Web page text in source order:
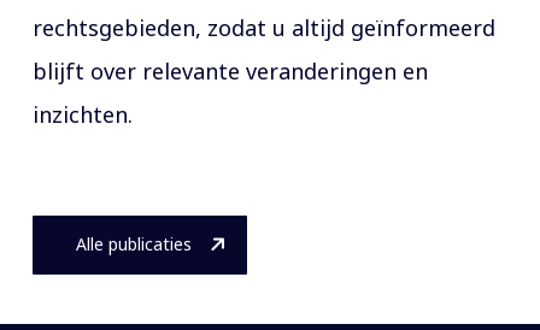
rechtsgebieden, zodat u altijd geïnformeerd
blijft over relevante veranderingen en
inzichten.
Alle publicaties